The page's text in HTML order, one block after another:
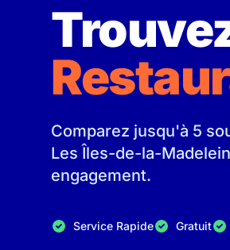
Comparez jusqu'à 5
Les Îles-de-la-
engagement.
Service Rapide Gratuit